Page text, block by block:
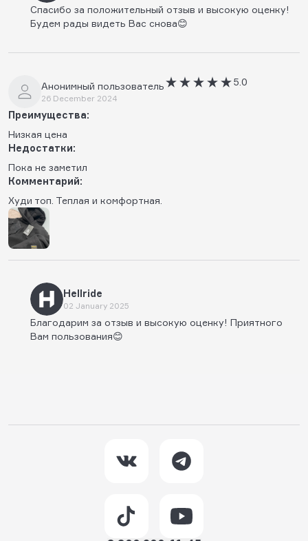
Спасибо за положительный отзыв и высокую оценку!
Будем рады видеть Вас снова😊
Анонимный пользователь
26 December 2024
5.0
Преимущества:
Низкая цена
Недостатки:
Пока не заметил
Комментарий:
Худи топ. Теплая и комфортная.
Hellride
02 January 2025
Благодарим за отзыв и высокую оценку! Приятного
Вам пользования😊